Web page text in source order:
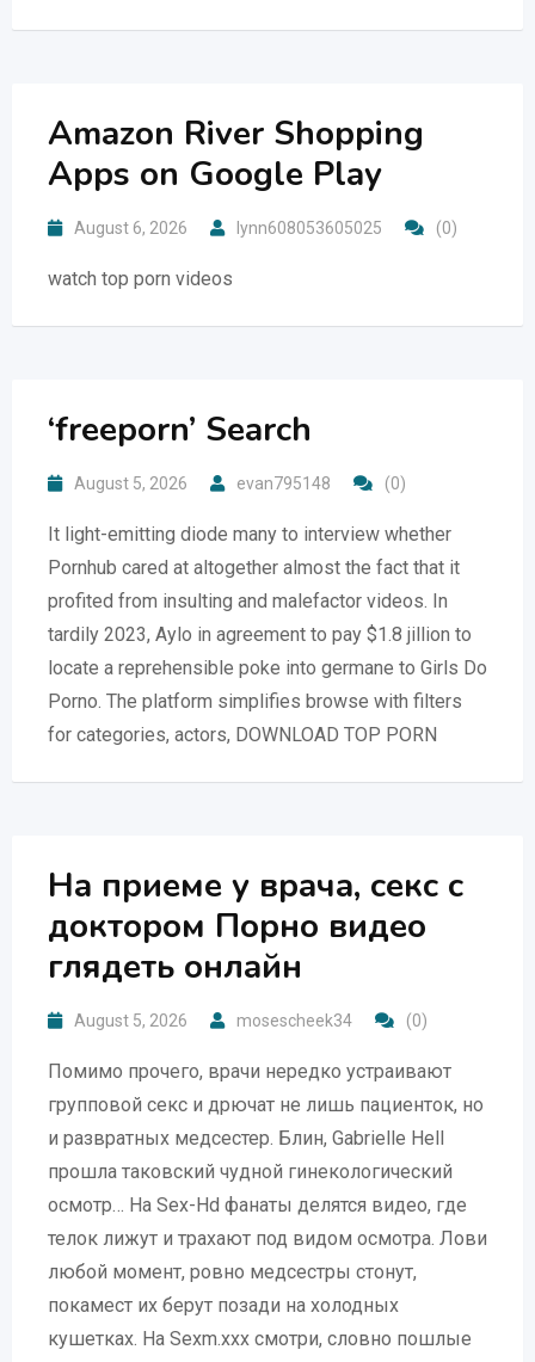
Amazon River Shopping
Apps on Google Play
August 6, 2026 lynn608053605025 (0)
watch top porn videos
‘freeporn’ Search
August 5, 2026 evan795148 (0)
It light-emitting diode many to interview whether
Pornhub cared at altogether almost the fact that it
profited from insulting and malefactor videos. In
tardily 2023, Aylo in agreement to pay $1.8 jillion to
locate a reprehensible poke into germane to Girls Do
Porno. The platform simplifies browse with filters
for categories, actors, DOWNLOAD TOP PORN
На приеме у врача, секс с
доктором Порно видео
глядеть онлайн
August 5, 2026 mosescheek34 (0)
Помимо прочего, врачи нередко устраивают
групповой секс и дрючат не лишь пациенток, но
и развратных медсестер. Блин, Gabrielle Hell
прошла таковский чудной гинекологический
осмотр… На Sex-Hd фанаты делятся видео, где
телок лижут и трахают под видом осмотра. Лови
любой момент, ровно медсестры стонут,
покамест их берут позади на холодных
кушетках. На Sexm.xxx смотри, словно пошлые